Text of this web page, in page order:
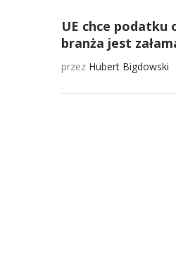
UE chce
branża jest
przez Hubert Bigdowski